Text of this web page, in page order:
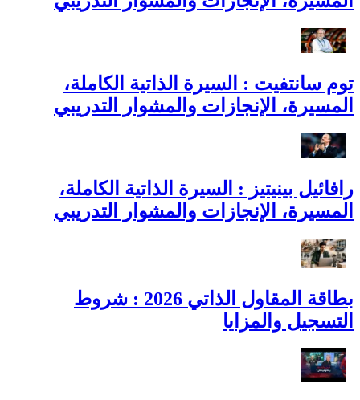
توم سانتفيت : السيرة الذاتية الكاملة،
المسيرة، الإنجازات والمشوار التدريبي
رافائيل بينيتيز : السيرة الذاتية الكاملة،
المسيرة، الإنجازات والمشوار التدريبي
بطاقة المقاول الذاتي 2026 : شروط
التسجيل والمزايا